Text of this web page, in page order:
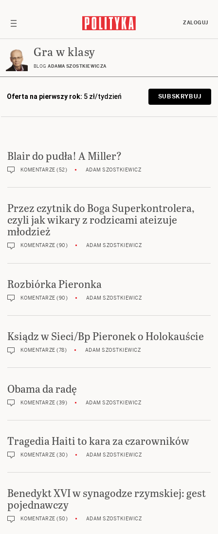
ZALOGUJ
Gra w klasy
BLOG ADAMA SZOSTKIEWICZA
Oferta na pierwszy rok: 5 zł/tydzień SUBSKRYBUJ
Blair do pudła! A Miller?
KOMENTARZE (52) ADAM SZOSTKIEWICZ
Przez czytnik do Boga Superkontrolera,
czyli jak wikary z rodzicami ateizuje
młodzież
KOMENTARZE (90) ADAM SZOSTKIEWICZ
Rozbiórka Pieronka
KOMENTARZE (90) ADAM SZOSTKIEWICZ
Ksiądz w Sieci/Bp Pieronek o Holokauście
KOMENTARZE (78) ADAM SZOSTKIEWICZ
Obama da radę
KOMENTARZE (39) ADAM SZOSTKIEWICZ
Tragedia Haiti to kara za czarowników
KOMENTARZE (30) ADAM SZOSTKIEWICZ
Benedykt XVI w synagodze rzymskiej: gest
pojednawczy
KOMENTARZE (50) ADAM SZOSTKIEWICZ